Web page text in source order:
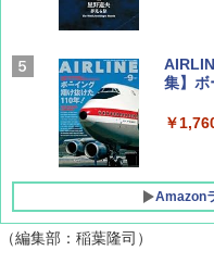
集】ボ
￥
Amazon
（編集部：稲葉隆司）